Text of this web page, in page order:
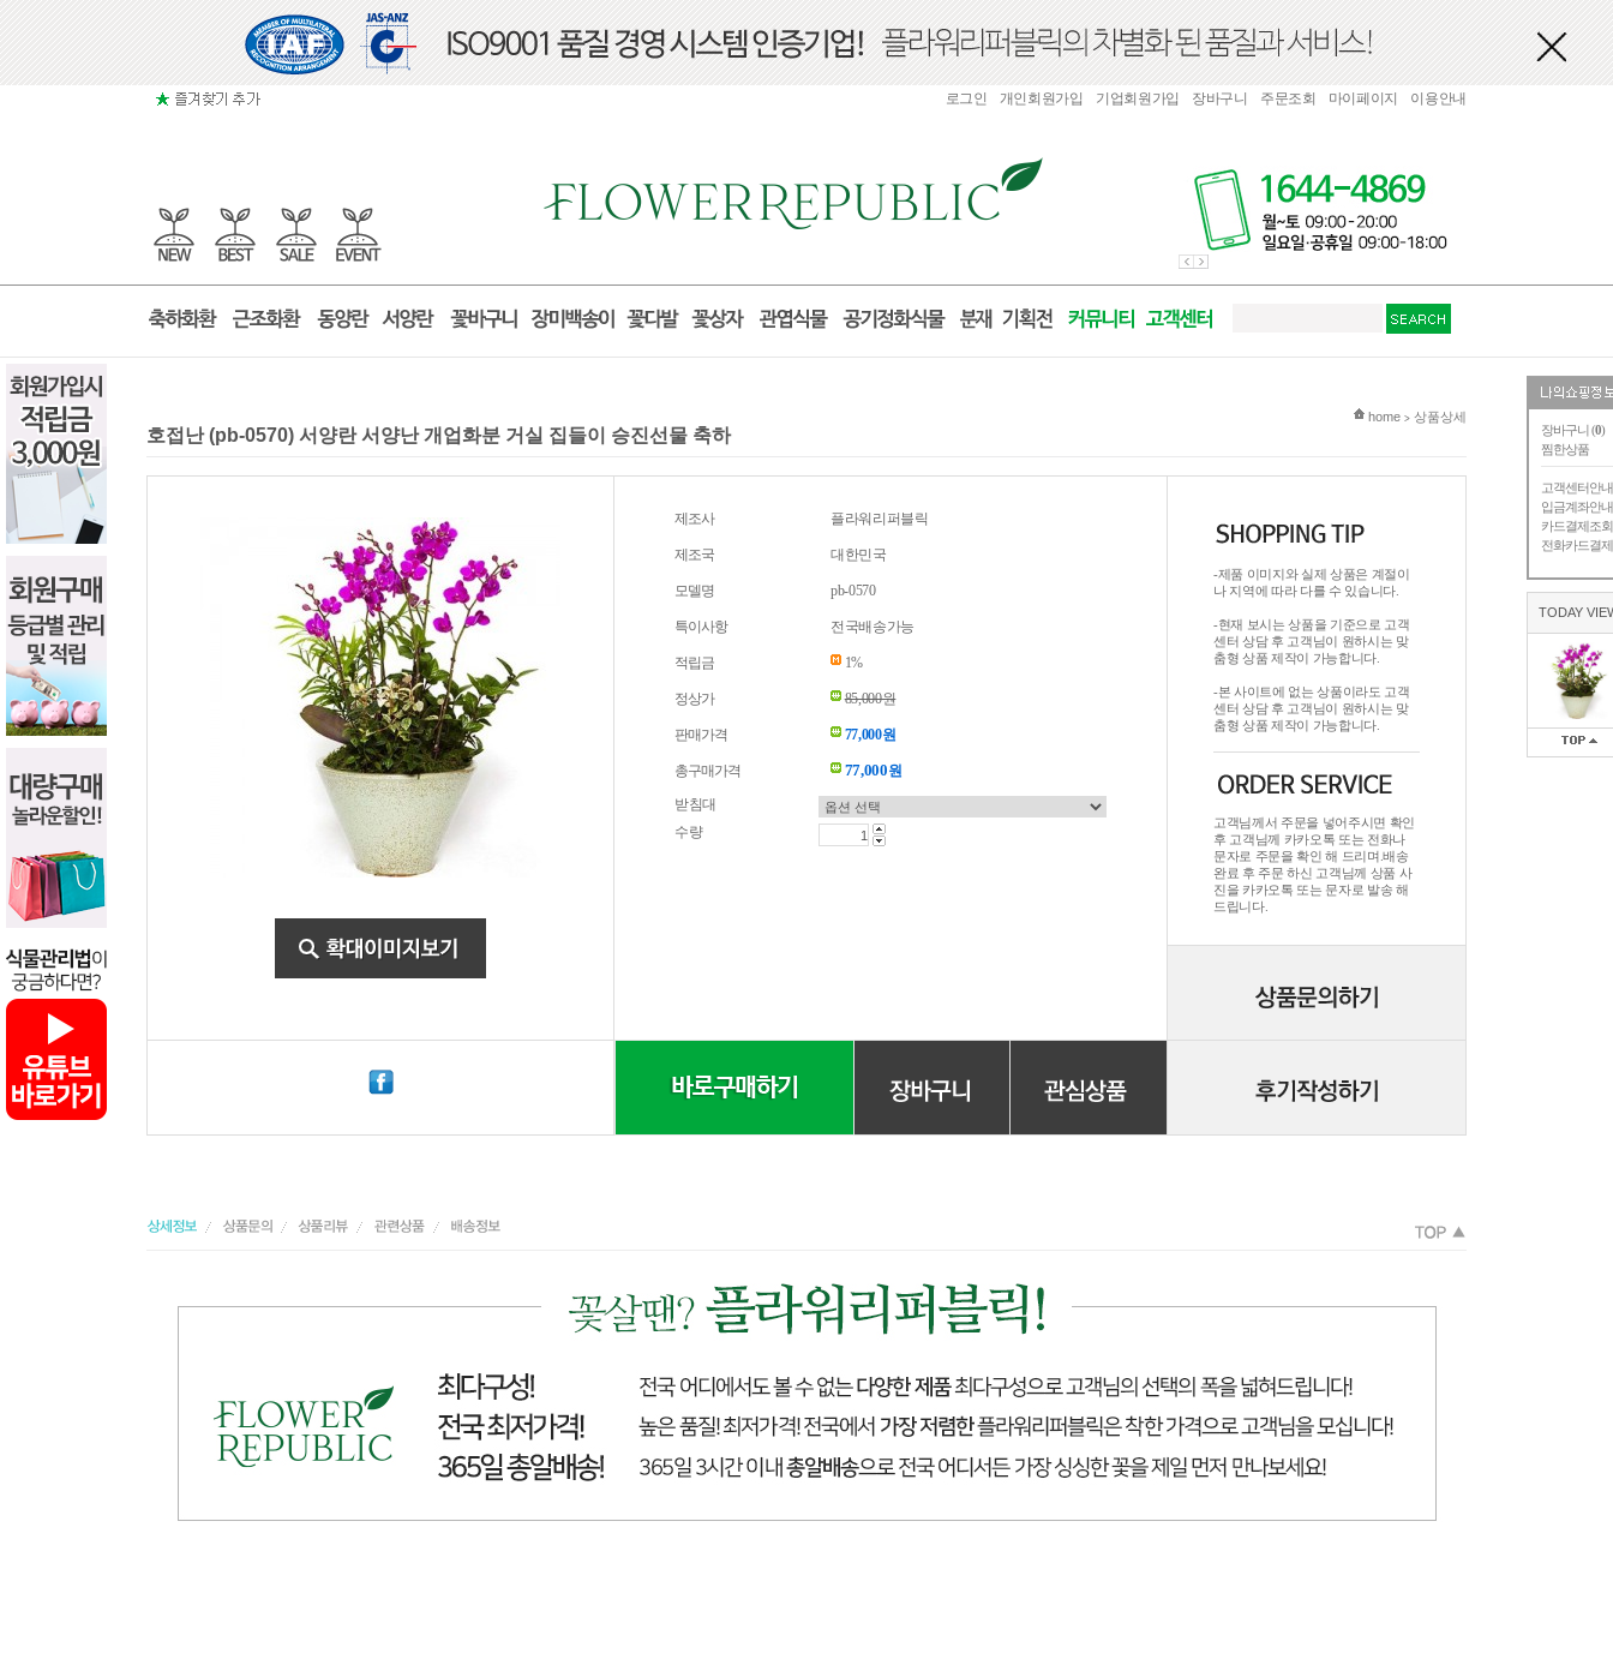
장바구니 (0)
찜한상품
고객센터안내
입금계좌안내
카드결제조회
전화카드결제
TODAY
로그인 개인회원가입 기업회원가입 장바구니 주문조회 마이페이지 이용안내
현재 위치
home > 상품상세
호접난 (pb-0570) 서양란 서양난 개업화분 거실 집들이 승진선물 축하
제조사 플라워리퍼블릭
제조국 대한민국
모델명 pb-0570
특이사항 전국배송가능
적립금 1%
정상가 85,000원
판매가격 77,000원
총구매가격 77,000원
받침대
수량
-제품 이미지와 실제 상품은 계절이
나 지역에 따라 다를 수 있습니다.
-현재 보시는 상품을 기준으로 고객
센터 상담 후 고객님이 원하시는 맞
춤형 상품 제작이 가능합니다.
-본 사이트에 없는 상품이라도 고객
센터 상담 후 고객님이 원하시는 맞
춤형 상품 제작이 가능합니다.
고객님께서 주문을 넣어주시면 확인
후 고객님께 카카오톡 또는 전화나
문자로 주문을 확인 해 드리며.배송
완료 후 주문 하신 고객님께 상품 사
진을 카카오톡 또는 문자로 발송 해
드립니다.